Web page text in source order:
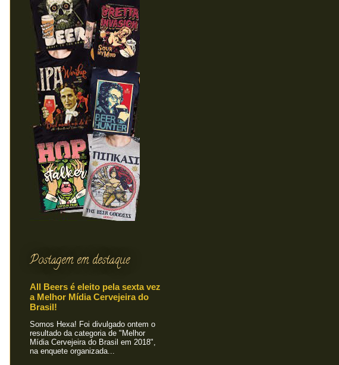
Postagem em destaque
All Beers é eleito pela sexta vez
a Melhor Mídia Cervejeira do
Brasil!
Somos Hexa! Foi divulgado ontem o
resultado da categoria de "Melhor
Mídia Cervejeira do Brasil em 2018",
na enquete organizada...